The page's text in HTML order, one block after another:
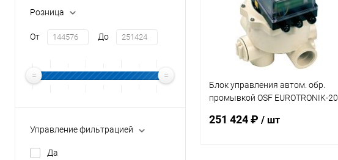
Розница
От До
Управление фильтрацией
Да
Блок управления автом. обр.
промывкой OSF EUROTRONIK-20
(310.488.2211)
251 424 ₽ / шт